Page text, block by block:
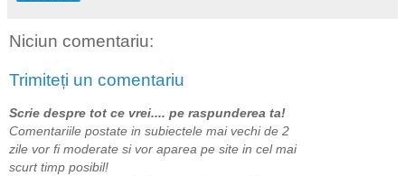
Niciun comentariu:
Trimiteți un comentariu
Scrie despre tot ce vrei.... pe raspunderea ta!
Comentariile postate in subiectele mai vechi de 2
zile vor fi moderate si vor aparea pe site in cel mai
scurt timp posibil!